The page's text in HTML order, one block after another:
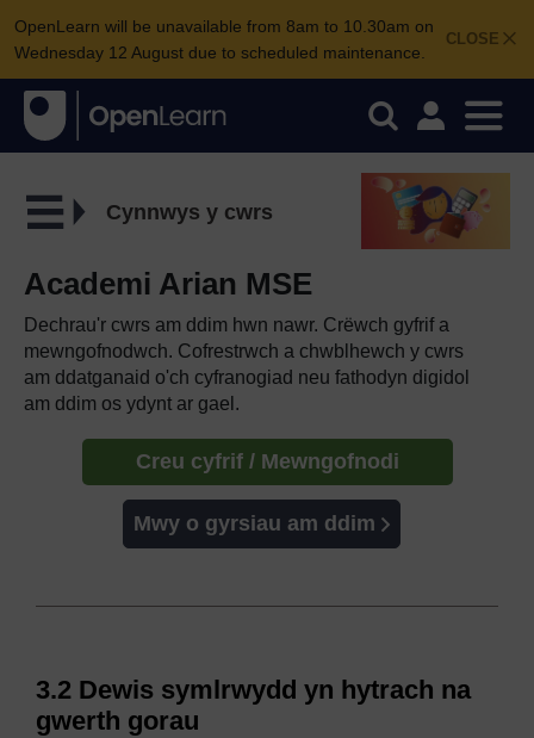
CLOSE
OpenLearn will be unavailable from 8am to 10.30am on
Wednesday 12 August due to scheduled maintenance.
Cynnwys y cwrs
Academi Arian MSE
Dechrau'r cwrs am ddim hwn nawr. Crëwch gyfrif a
mewngofnodwch. Cofrestrwch a chwblhewch y cwrs
am ddatganaid o'ch cyfranogiad neu fathodyn digidol
am ddim os ydynt ar gael.
Creu cyfrif / Mewngofnodi
Mwy o gyrsiau am ddim
3.2 Dewis symlrwydd yn hytrach na
gwerth gorau